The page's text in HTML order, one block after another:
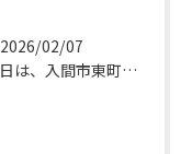
2026/02/07
本日は、入間市東町にあるお宅の玄関和天井の補修作業をご紹介い...